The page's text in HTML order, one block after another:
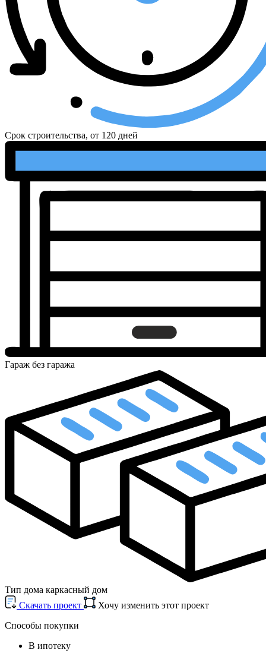
Срок строительства, от 120 дней
Гараж без гаража
Тип дома каркасный дом
Cкачать проект
Хочу изменить этот проект
Способы покупки
В ипотеку